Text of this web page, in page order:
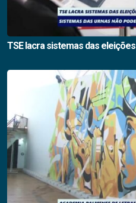
TSE lacra sistemas das eleições